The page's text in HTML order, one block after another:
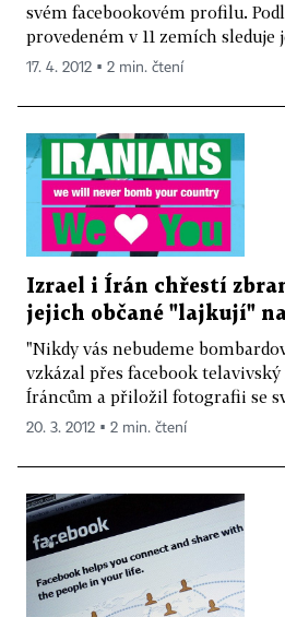
svém facebookovém profilu.
provedeném v 11 zemích
17. 4. 2012 ▪ 2 min. čtení
Izrael i Írán chřestí
jejich občané "lajkují" na
"Nikdy vás nebudeme
vzkázal přes facebook
Íráncům a přiložil fotografii se
20. 3. 2012 ▪ 2 min. čtení